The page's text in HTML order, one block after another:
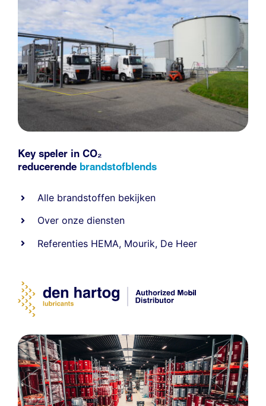
Key speler in CO₂
reducerende brandstofblends
Alle brandstoffen bekijken
Over onze diensten
Referenties HEMA, Mourik, De Heer